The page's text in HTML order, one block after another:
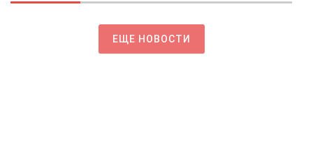
ЕЩЕ НОВОСТИ